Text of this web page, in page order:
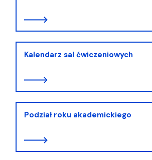
Kalendarz sal ćwiczeniowych
Podział roku akademickiego